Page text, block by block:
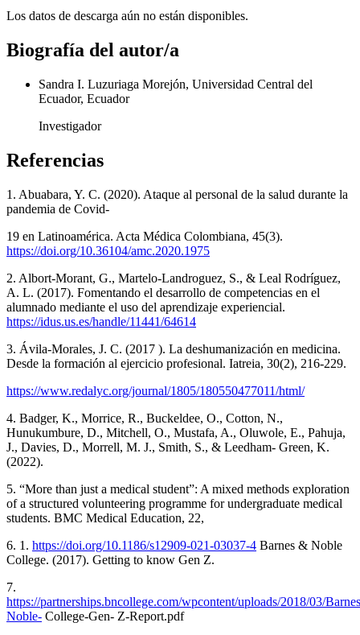
Los datos de descarga aún no están disponibles.
Biografía del autor/a
Sandra I. Luzuriaga Morejón, Universidad Central del
Ecuador, Ecuador
Investigador
Referencias
1. Abuabara, Y. C. (2020). Ataque al personal de la salud durante la
pandemia de Covid-
19 en Latinoamérica. Acta Médica Colombiana, 45(3).
https://doi.org/10.36104/amc.2020.1975
2. Albort-Morant, G., Martelo-Landroguez, S., & Leal Rodríguez,
A. L. (2017). Fomentando el desarrollo de competencias en el
alumnado mediante el uso del aprendizaje experiencial.
https://idus.us.es/handle/11441/64614
3. Ávila-Morales, J. C. (2017 ). La deshumanización en medicina.
Desde la formación al ejercicio profesional. Iatreia, 30(2), 216-229.
https://www.redalyc.org/journal/1805/180550477011/html/
4. Badger, K., Morrice, R., Buckeldee, O., Cotton, N.,
Hunukumbure, D., Mitchell, O., Mustafa, A., Oluwole, E., Pahuja,
J., Davies, D., Morrell, M. J., Smith, S., & Leedham- Green, K.
(2022).
5. “More than just a medical student”: A mixed methods exploration
of a structured volunteering programme for undergraduate medical
students. BMC Medical Education, 22,
6. 1. https://doi.org/10.1186/s12909-021-03037-4 Barnes & Noble
College. (2017). Getting to know Gen Z.
7.
https://partnerships.bncollege.com/wpcontent/uploads/2018/03/
Noble- College-Gen- Z-Report.pdf